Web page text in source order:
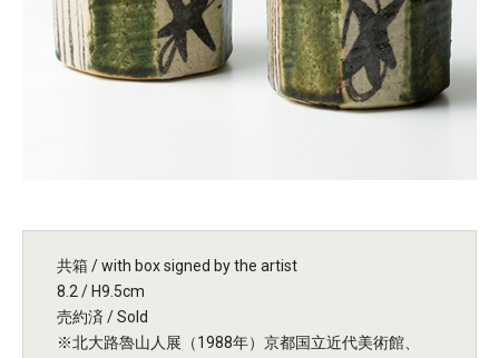
共箱 / with box signed by the artist
8.2 / H9.5cm
売約済 / Sold
※北大路魯山人展（1988年）京都国立近代美術館、